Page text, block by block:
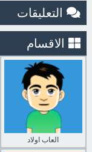
التعليقات
الاقسام
العاب اولاد